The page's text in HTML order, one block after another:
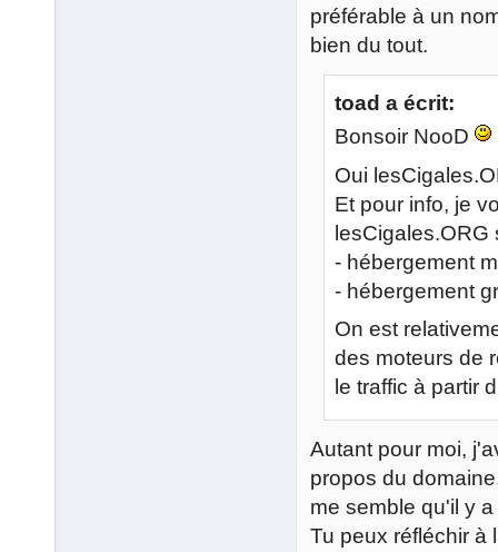
préférable à un
bien du tout.
toad a écrit:
Bonsoir NooD
Oui
Et pour info, je
lesCigales.ORG
- hébergement
- hébergement
On est
des moteurs de
le traffic à partir
Autant pour moi,
propos du
me semble qu'il y
Tu peux réfléchir à